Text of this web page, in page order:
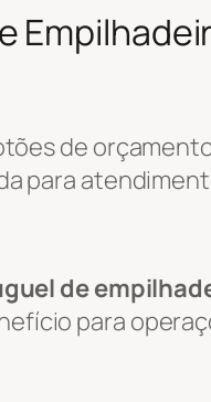
de
para
de
para